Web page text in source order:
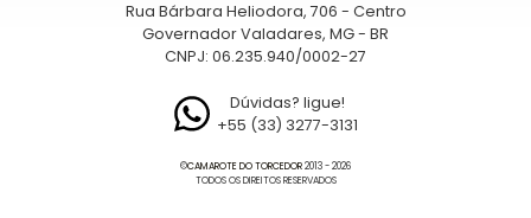
Rua Bárbara Heliodora, 706 - Centro
Governador Valadares, MG - BR
CNPJ: 06.235.940/0002-27
Dúvidas? ligue!
+55 (33) 3277-3131
©CAMAROTE DO TORCEDOR2013 - 2026
TODOS OS DIREITOS RESERVADOS